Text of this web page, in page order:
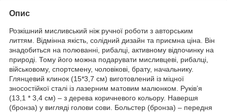
Опис
Розкішний мисливський ніж ручної роботи з авторським
литтям. Відмінна якість, солідний дизайн та приємна ціна. Він
знадобиться на полюванні, рибалці, активному відпочинку на
природі. Тому його можна подарувати мисливцеві, рибалці,
військовому, спортсмену, чоловікові, брату, начальнику.
Глянцевий клинок (15*3,7 см) виготовлений із міцної
зносостійкої сталі із лазерним матовим малюнком. Руків’я
(13,1 * 3,4 см) – з дерева коричневого кольору. Навершя
(бронза) у вигляді голови сови. Больстер (бронза) – передня